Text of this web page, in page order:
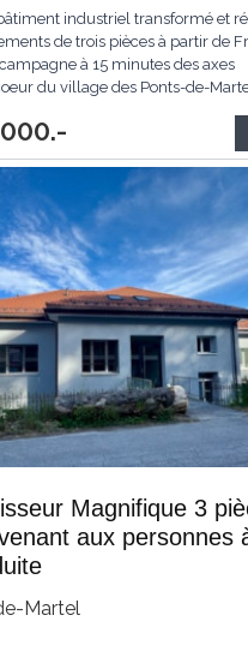
industriel transformé et
de trois pièces à partir de
à 15 minutes des axes
du village des Ponts-de-
magnifique Vallée des Ponts,
Creux-du Van, la nature,...
Magnifique 3
aux personnes
Martel